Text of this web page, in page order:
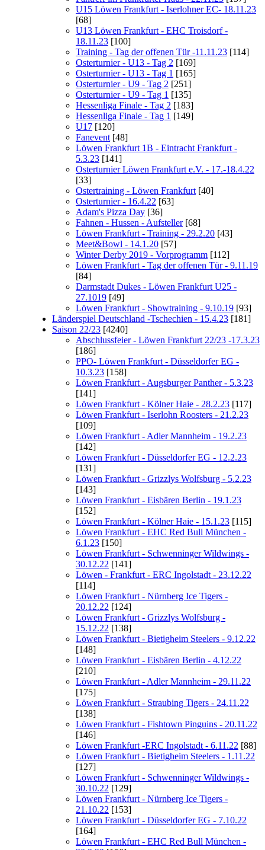
U15 Löwen Frankfurt - Iserlohner EC- 18.11.23
[68]
U13 Löwen Frankfurt - EHC Troisdorf -
18.11.23 [100]
Training - Tag der offenen Tür -11.11.23 [114]
Osterturnier - U13 - Tag 2 [169]
Osterturnier - U13 - Tag 1 [165]
Osterturnier - U9 - Tag 2 [251]
Osterturnier - U9 - Tag 1 [135]
Hessenliga Finale - Tag 2 [183]
Hessenliga Finale - Tag 1 [149]
U17 [120]
Fanevent [48]
Löwen Frankfurt 1B - Eintracht Frankfurt -
5.3.23 [141]
Osterturnier Löwen Frankfurt e.V. - 17.-18.4.22
[33]
Ostertraining - Löwen Frankfurt [40]
Osterturnier - 16.4.22 [63]
Adam's Pizza Day [36]
Fahnen - Hussen - Aufsteller[68]
Löwen Frankfurt - Training - 29.2.20 [43]
Meet&Bowl - 14.1.20 [57]
Winter Derby 2019 - Vorprogramm [112]
Löwen Frankfurt - Tag der offenen Tür - 9.11.19
[84]
Darmstadt Dukes - Löwen Frankfurt U25 -
27.1019 [49]
Löwen Frankfurt - Showtraining - 9.10.19 [93]
Länderspiel Deutschland -Tschechien - 15.4.23 [181]
Saison 22/23 [4240]
Abschlussfeier - Löwen Frankfurt 22/23 -17.3.23
[186]
PPO- Löwen Frankfurt - Düsseldorfer EG -
10.3.23 [158]
Löwen Frankfurt - Augsburger Panther - 5.3.23
[141]
Löwen Frankfurt - Kölner Haie - 28.2.23 [117]
Löwen Frankfurt - Iserlohn Roosters - 21.2.23
[109]
Löwen Frankfurt - Adler Mannheim - 19.2.23
[142]
Löwen Frankfurt - Düsseldorfer EG - 12.2.23
[131]
Löwen Frankfurt - Grizzlys Wolfsburg - 5.2.23
[143]
Löwen Frankfurt - Eisbären Berlin - 19.1.23
[152]
Löwen Frankfurt - Kölner Haie - 15.1.23 [115]
Löwen Frankfurt - EHC Red Bull München -
6.1.23 [150]
Löwen Frankfurt - Schwenninger Wildwings -
30.12.22 [141]
Löwen - Frankfurt - ERC Ingolstadt - 23.12.22
[114]
Löwen Frankfurt - Nürnberg Ice Tigers -
20.12.22 [124]
Löwen Frankfurt - Grizzlys Wolfsburg -
15.12.22 [138]
Löwen Frankfurt - Bietigheim Steelers - 9.12.22
[148]
Löwen Frankfurt - Eisbären Berlin - 4.12.22
[210]
Löwen Frankfurt - Adler Mannheim - 29.11.22
[175]
Löwen Frankfurt - Straubing Tigers - 24.11.22
[138]
Löwen Frankfurt - Fishtown Pinguins - 20.11.22
[146]
Löwen Frankfurt -ERC Ingolstadt - 6.11.22 [88]
Löwen Frankfurt - Bietigheim Steelers - 1.11.22
[127]
Löwen Frankfurt - Schwenninger Wildwings -
30.10.22 [129]
Löwen Frankfurt - Nürnberg Ice Tigers -
21.10.22 [153]
Löwen Frankfurt - Düsseldorfer EG - 7.10.22
[164]
Löwen Frankfurt - EHC Red Bull München -